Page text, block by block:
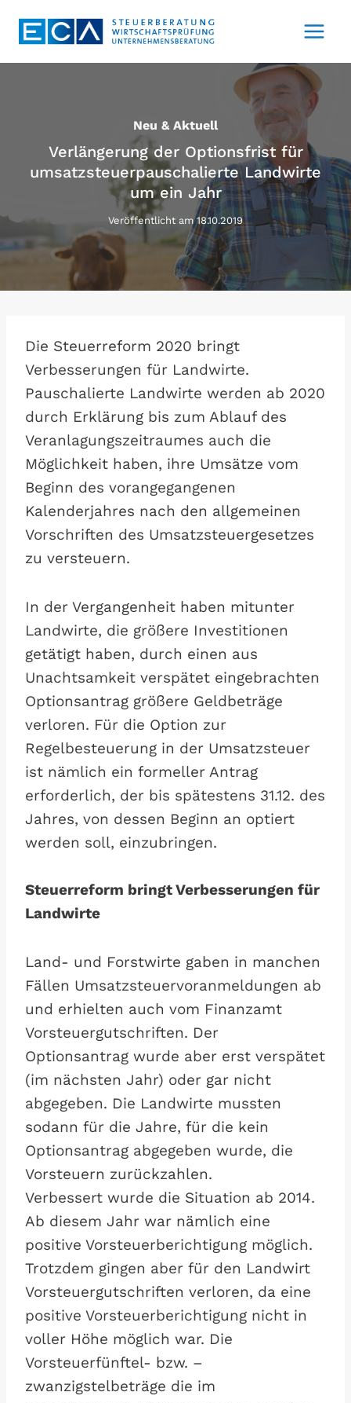
Inhalt
Neu & Aktuell
Verlängerung der Optionsfrist für
umsatzsteuerpauschalierte Landwirte
um ein Jahr
Veröffentlicht am 18.10.2019
Die Steuerreform 2020 bringt
Verbesserungen für Landwirte.
Pauschalierte Landwirte werden ab 2020
durch Erklärung bis zum Ablauf des
Veranlagungszeitraumes auch die
Möglichkeit haben, ihre Umsätze vom
Beginn des vorangegangenen
Kalenderjahres nach den allgemeinen
Vorschriften des Umsatzsteuergesetzes
zu versteuern.
In der Vergangenheit haben mitunter
Landwirte, die größere Investitionen
getätigt haben, durch einen aus
Unachtsamkeit verspätet eingebrachten
Optionsantrag größere Geldbeträge
verloren. Für die Option zur
Regelbesteuerung in der Umsatzsteuer
ist nämlich ein formeller Antrag
erforderlich, der bis spätestens 31.12. des
Jahres, von dessen Beginn an optiert
werden soll, einzubringen.
Steuerreform bringt Verbesserungen für
Landwirte
Land- und Forstwirte gaben in manchen
Fällen Umsatzsteuervoranmeldungen ab
und erhielten auch vom Finanzamt
Vorsteuergutschriften. Der
Optionsantrag wurde aber erst verspätet
(im nächsten Jahr) oder gar nicht
abgegeben. Die Landwirte mussten
sodann für die Jahre, für die kein
Optionsantrag abgegeben wurde, die
Vorsteuern zurückzahlen.
Verbessert wurde die Situation ab 2014.
Ab diesem Jahr war nämlich eine
positive Vorsteuerberichtigung möglich.
Trotzdem gingen aber für den Landwirt
Vorsteuergutschriften verloren, da eine
positive Vorsteuerberichtigung nicht in
voller Höhe möglich war. Die
Vorsteuerfünftel- bzw. –
zwanzigstelbeträge die im